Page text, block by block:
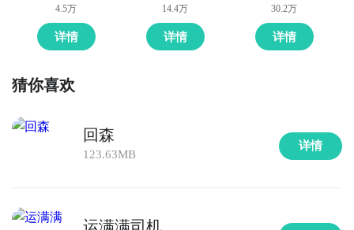
4.5万
详情
14.4万
详情
30.2万
详情
猜你喜欢
回森
123.63MB
详情
运满满司机